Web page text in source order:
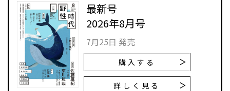
最新号
2026年8月号
7月25日 発売
購入する
詳しく見る